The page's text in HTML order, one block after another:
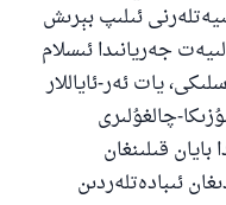
ئىلىپ بېرىش
جەريانىدا ئىسلام
يات ئەر-ئاياللار
چالغۇلىرى
قىلىنغان
ئىبادەتلەردىن